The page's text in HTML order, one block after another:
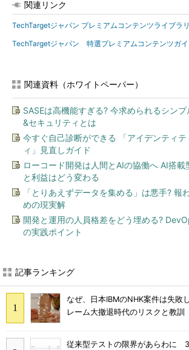
関連リンク
TechTargetジャパン プレミアムコンテンツライブラリ
TechTargetジャパン 特選プレミアムコンテンツガイ
関連資料（ホワイトペーパー）
SASEは高機能すぎる? 今求められるシン
&セキュリティとは
今すぐ自己診断ができる 「アイデンティ
ィ」見直しガイド
ローコード開発は人間とAIの協働へ AI搭載
と利益はどう変わる
「とりあえずデータを集める」は悪手? 報
めの現実解
開発と運用の人員格差をどう埋める?
の実践ポイント
記事ランキング
なぜ、日本IBMのNHK案件は失
レーム大撤退時代のリスクと教訓
従来型テストの限界があらわに